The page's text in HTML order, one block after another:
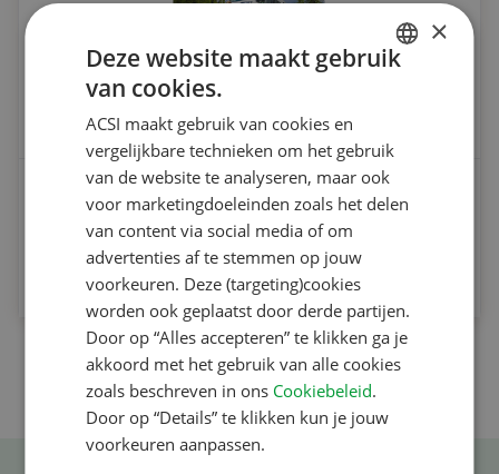
ACSI Camperhandboek - Vraagbaak voor de
€ 32.95
1
FRENCH
GERMAN
SPANISH
SWEDISH
×
Deze website maakt gebruik
van cookies.
ACSI maakt gebruik van cookies en
vergelijkbare technieken om het gebruik
van de website te analyseren, maar ook
voor marketingdoeleinden zoals het delen
van content via social media of om
advertenties af te stemmen op jouw
voorkeuren. Deze (targeting)cookies
worden ook geplaatst door derde partijen.
Door op “Alles accepteren” te klikken ga je
akkoord met het gebruik van alle cookies
zoals beschreven in ons Cookiebeleid.
Door op “Details” te klikken kun je jouw
voorkeuren aanpassen.